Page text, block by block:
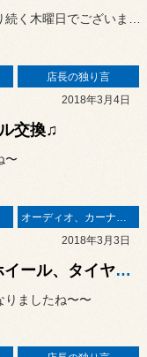
店長の独り言
2018年3月4日
交換♫
〜
オーディオ、カーナビ、モニター の取り付け
2018年3月3日
メルセデス Aクラス W176 ホイール、タイヤ、レーダー お取り付け♫
ましたね〜〜